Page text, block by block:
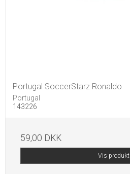
Portugal SoccerStarz Ronaldo
Portugal
143226
59,00 DKK
Vis produkt